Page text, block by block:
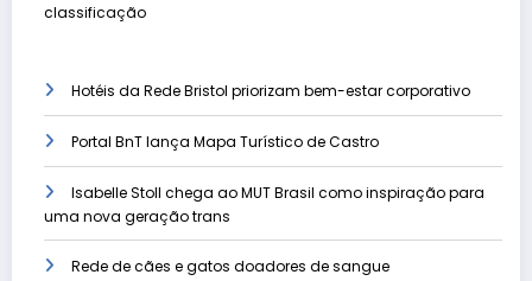
classificação
Hotéis da Rede Bristol priorizam bem-estar corporativo
Portal BnT lança Mapa Turístico de Castro
Isabelle Stoll chega ao MUT Brasil como inspiração para
uma nova geração trans
Rede de cães e gatos doadores de sangue